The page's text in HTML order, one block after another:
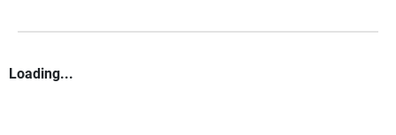
Loading...